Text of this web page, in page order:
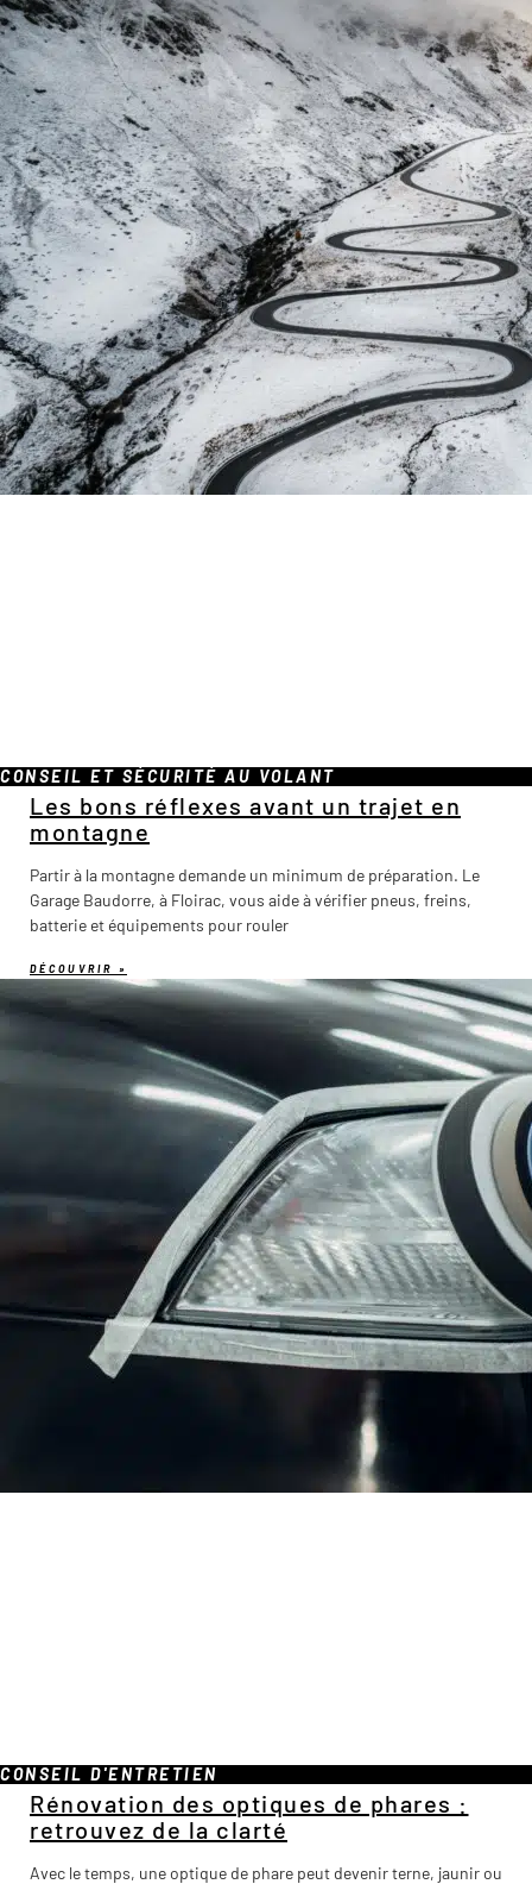
CONSEIL ET SÉCURITÉ AU VOLANT
Les bons réflexes avant un trajet en
montagne
Partir à la montagne demande un minimum de préparation. Le
Garage Baudorre, à Floirac, vous aide à vérifier pneus, freins,
batterie et équipements pour rouler
DÉCOUVRIR »
CONSEIL D'ENTRETIEN
Rénovation des optiques de phares :
retrouvez de la clarté
Avec le temps, une optique de phare peut devenir terne, jaunir ou